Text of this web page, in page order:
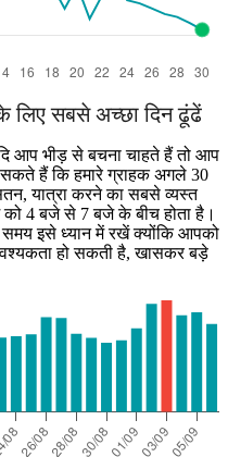
लिए सबसे अच्छा दिन ढूंढें
आप भीड़ से बचना चाहते हैं तो आप
हैं कि हमारे ग्राहक अगले 30
यात्रा करने का सबसे व्यस्त
4 बजे से 7 बजे के बीच होता है।
समय इसे ध्यान में रखें क्योंकि आपको
हो सकती है, खासकर बड़े